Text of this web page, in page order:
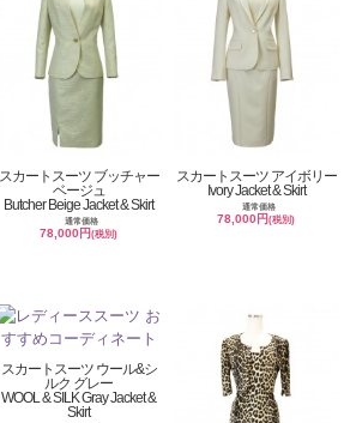
スカートスーツ ブッチャー
ベージュ
Butcher Beige Jacket & Skirt
通常価格
78,000円(税別)
スカートスーツ アイボリー
Ivory Jacket & Skirt
通常価格
78,000円(税別)
スカートスーツ ウール&シ
ルク グレー
WOOL & SILK Gray Jacket &
Skirt